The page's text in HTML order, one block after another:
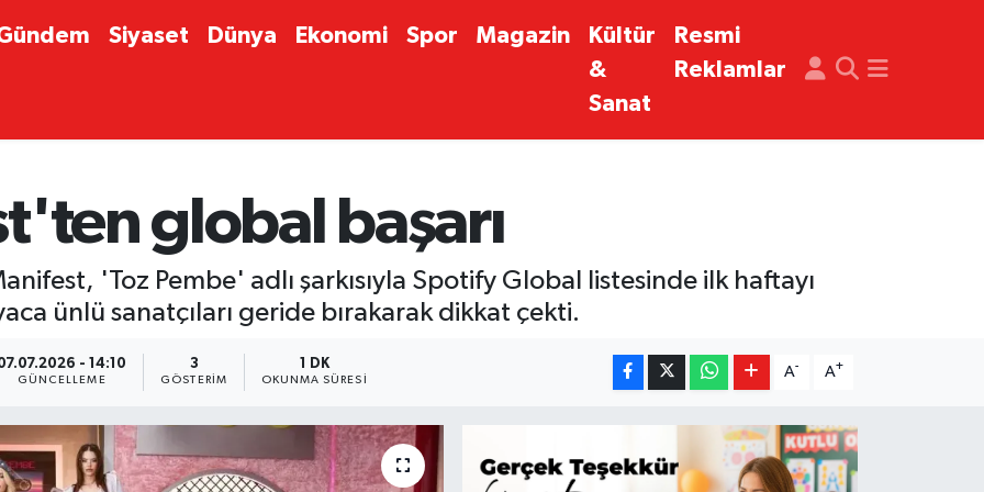
Siyaset Dünya Ekonomi Spor Magazin
Kültür
&
Sanat
Resmi
Reklamlar
global başarı
'Toz Pembe' adlı şarkısıyla Spotify Global listesinde ilk haftayı
ünlü sanatçıları geride bırakarak dikkat çekti.
- 14:10
GÜNCELLEME
3
GÖSTERIM
1 DK
OKUNMA SÜRESI
A- A+